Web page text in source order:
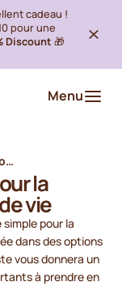
cadeau !
pour une
Discount 🎁
Menu
Liste de contrôle pour la planification de fin de vie
la
vie
pour la
dans des options
vous donnera un
à prendre en